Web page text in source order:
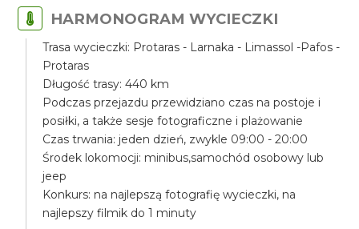
HARMONOGRAM WYCIECZKI
Trasa wycieczki: Protaras - Larnaka - Limassol -Pafos -
Protaras
Długość trasy: 440 km
Podczas przejazdu przewidziano czas na postoje i
posiłki, a także sesje fotograficzne i plażowanie
Czas trwania: jeden dzień, zwykle 09:00 - 20:00
Środek lokomocji: minibus,samochód osobowy lub
jeep
Konkurs: na najlepszą fotografię wycieczki, na
najlepszy filmik do 1 minuty